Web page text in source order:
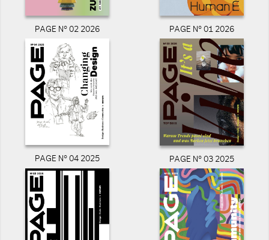
PAGE N° 02 2026 PAGE N° 01 2026
PAGE N° 04 2025 PAGE N° 03 2025